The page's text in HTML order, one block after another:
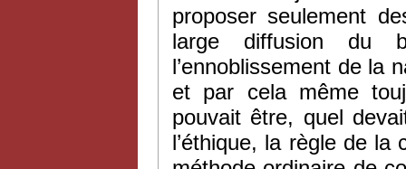
proposer seulement
large diffusion du
l’ennoblissement de la
et par cela même
pouvait être, quel
l’éthique, la règle de la